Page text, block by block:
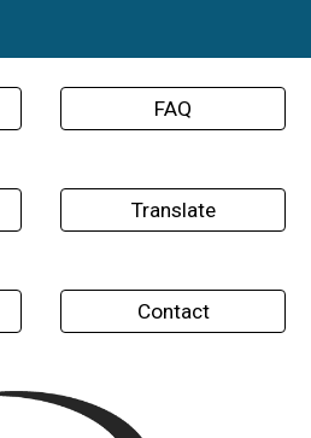
FAQ
Translate
Contact